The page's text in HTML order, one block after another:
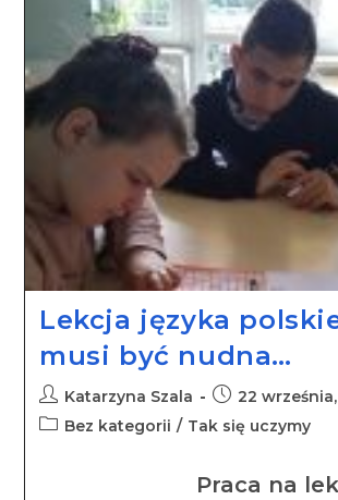
Lekcja języka
musi być nudna…
Katarzyna Szala
22
Bez kategorii / Tak się uczymy
Praca na